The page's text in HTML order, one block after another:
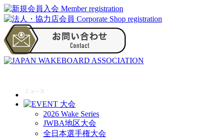
2026 Wake Series
JWBA地区大会
全日本選手権大会